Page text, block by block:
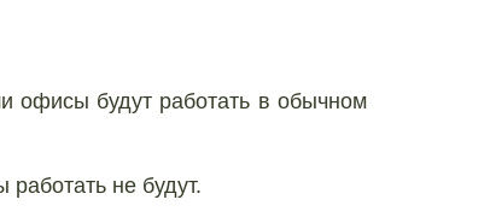
офисы будут работать в обычном
не будут.